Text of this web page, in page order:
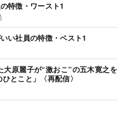
特徴・ワースト1
い社員の特徴・ベスト1
大原麗子が“激おこ”の五木寛之を
とこと」〈再配信〉